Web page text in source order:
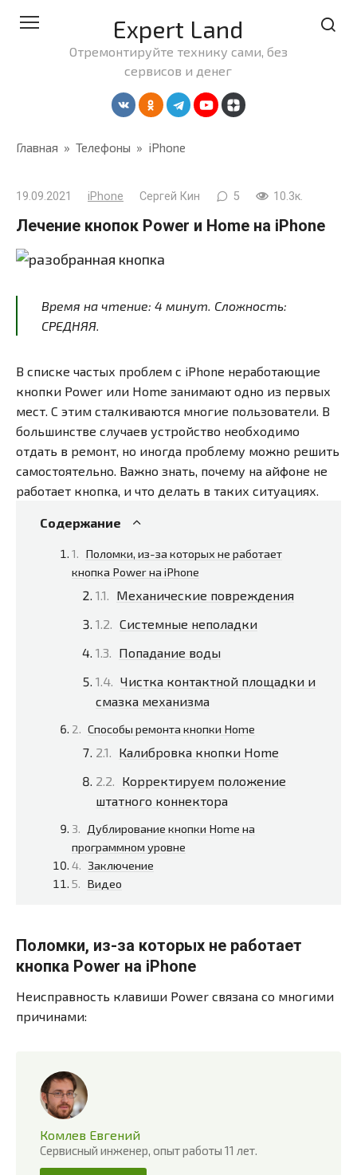
Expert Land
Отремонтируйте технику сами, без
сервисов и денег
Главная » Телефоны » iPhone
19.09.2021 iPhone Сергей Кин 5 10.3к.
Лечение кнопок Power и Home на iPhone
Время на чтение: 4 минут . Сложность:
СРЕДНЯЯ.
В списке частых проблем с iPhone неработающие
кнопки Power или Home занимают одно из первых
мест. С этим сталкиваются многие пользователи. В
большинстве случаев устройство необходимо
отдать в ремонт, но иногда проблему можно решить
самостоятельно. Важно знать, почему на айфоне не
работает кнопка, и что делать в таких ситуациях.
Содержание
Поломки, из-за которых не работает
кнопка Power на iPhone
Механические повреждения
Системные неполадки
Попадание воды
Чистка контактной площадки и
смазка механизма
Способы ремонта кнопки Home
Калибровка кнопки Home
Корректируем положение
штатного коннектора
Дублирование кнопки Home на
программном уровне
Заключение
Видео
Поломки, из-за которых не работает
кнопка Power на iPhone
Неисправность клавиши Power связана со многими
причинами:
Комлев Евгений
Сервисный инженер, опыт работы 11 лет.